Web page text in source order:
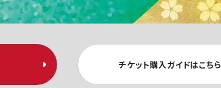
チケット購入ガイドはこちら